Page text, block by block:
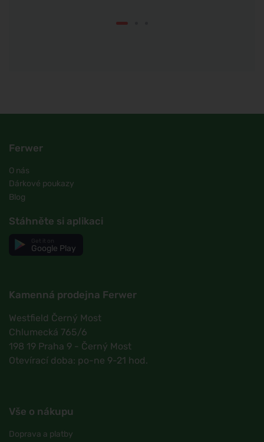
Ferwer
O nás
Dárkové poukazy
Blog
Stáhněte si aplikaci
Google Play
Kamenná prodejna Ferwer
Westfield Černý Most
Chlumecká 765/6
198 19 Praha 9 - Černý Most
Otevírací doba: po-ne 9-21 hod.
Vše o nákupu
Doprava a platby